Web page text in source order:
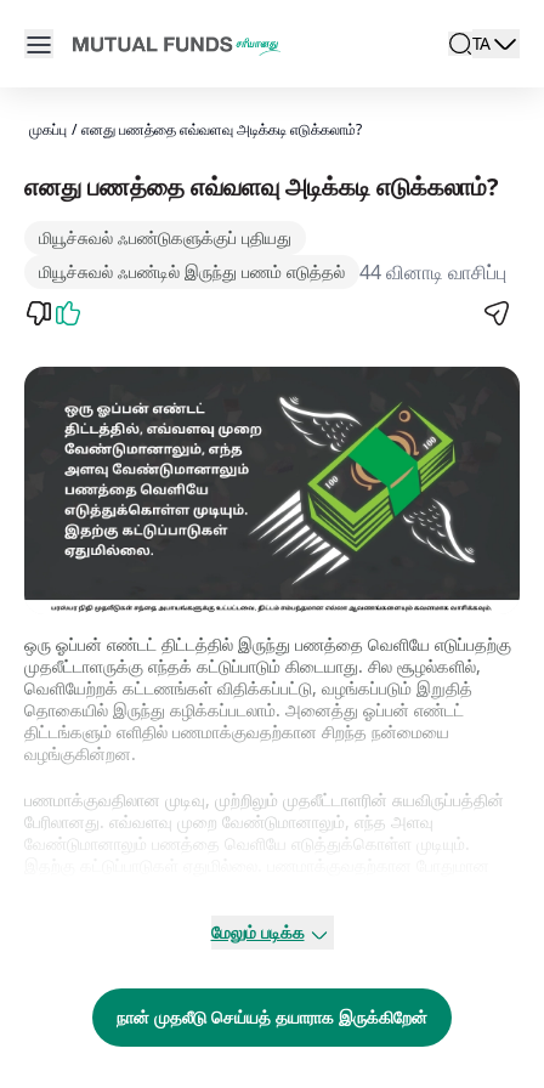
Open main menu
search
Locale
TA
active
முகப்பு / எனது பணத்தை எவ்வளவு அடிக்கடி எடுக்கலாம்?
எனது பணத்தை எவ்வளவு அடிக்கடி எடுக்கலாம்?
மியூச்சுவல் ஃபண்டுகளுக்குப் புதியது
மியூச்சுவல் ஃபண்டில் இருந்து பணம் எடுத்தல்
44 வினாடி வாசிப்பு
ஒரு ஓப்பன் எண்டட் திட்டத்தில் இருந்து பணத்தை வெளியே எடுப்பதற்கு
முதலீட்டாளருக்கு எந்தக் கட்டுப்பாடும் கிடையாது. சில சூழல்களில்,
வெளியேற்றக் கட்டணங்கள் விதிக்கப்பட்டு, வழங்கப்படும் இறுதித்
தொகையில் இருந்து கழிக்கப்படலாம். அனைத்து ஓப்பன் எண்டட்
திட்டங்களும் எளிதில் பணமாக்குவதற்கான சிறந்த நன்மையை
வழங்குகின்றன.
பணமாக்குவதிலான முடிவு, முற்றிலும் முதலீட்டாளரின் சுயவிருப்பத்தின்
பேரிலானது. எவ்வளவு முறை வேண்டுமானாலும், எந்த அளவு
வேண்டுமானாலும் பணத்தை வெளியே எடுத்துக்கொள்ள முடியும்.
வாரியத்தின் தீர்மானத்தின்படி, அசாதாரணச் சூழல்களின் கீழ் மட்டுமே
பணமாக்குதல் கட்டுப்படுத்தப்படலாம்.
மேலும் படிக்க
நான் முதலீடு செய்யத் தயாராக இருக்கிறேன்